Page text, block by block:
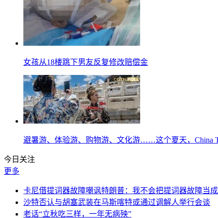
女孩从18楼跳下男友反复修改赔偿金
避暑游、体验游、购物游、文化游……这个夏天，China
今日关注
更多
卡尼借提词器故障嘲讽特朗普：我不会把提词器故障当
沙特否认与胡塞武装在马斯喀特或通过调解人举行会谈
老话“立秋吃三样，一年无病殃”